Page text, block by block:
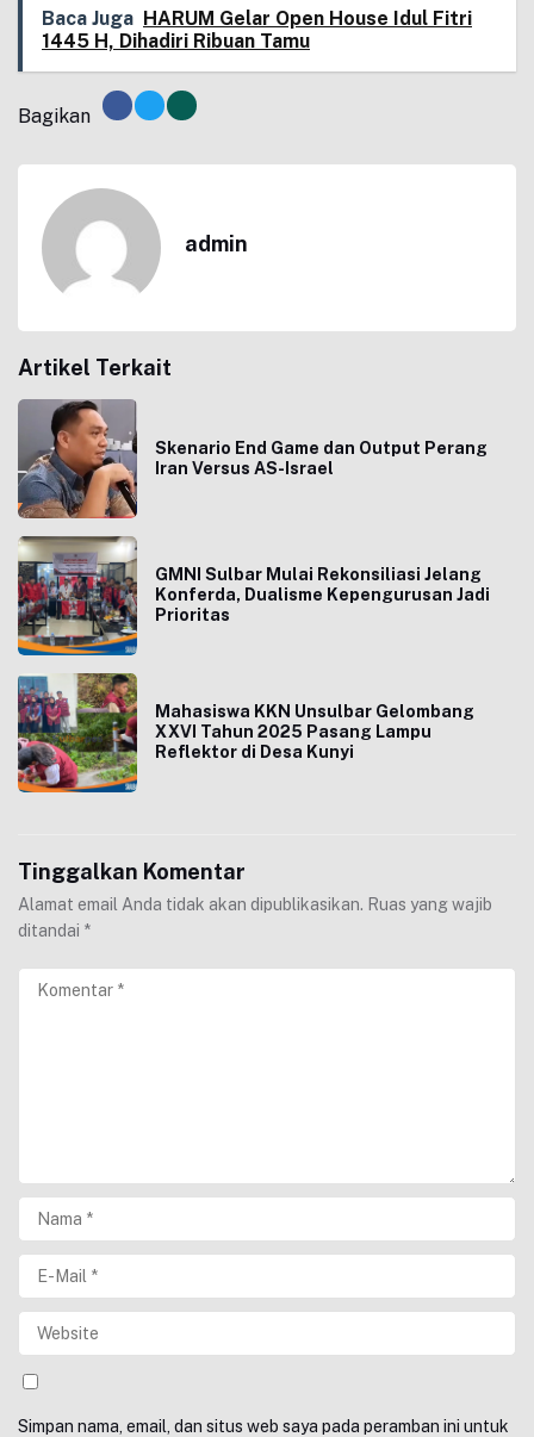
Baca Juga HARUM Gelar Open House Idul Fitri
1445 H, Dihadiri Ribuan Tamu
Bagikan
admin
Artikel Terkait
Skenario End Game dan Output Perang
Iran Versus AS-Israel
GMNI Sulbar Mulai Rekonsiliasi Jelang
Konferda, Dualisme Kepengurusan Jadi
Prioritas
Mahasiswa KKN Unsulbar Gelombang
XXVI Tahun 2025 Pasang Lampu
Reflektor di Desa Kunyi
Tinggalkan Komentar
Alamat email Anda tidak akan dipublikasikan. Ruas yang wajib
ditandai *
Simpan nama, email, dan situs web saya pada peramban ini untuk